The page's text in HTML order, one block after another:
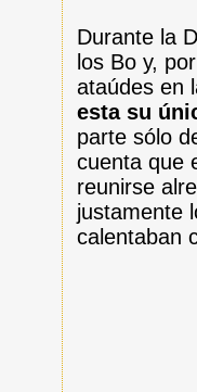
Durante la
los Bo y,
ataúdes en
esta su
parte sólo
cuenta que
reunirse
justamente
calentaban